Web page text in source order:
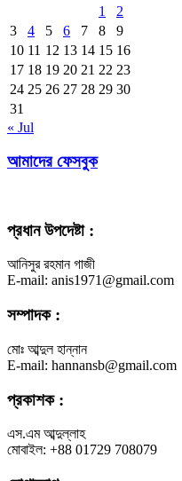
1
2
3
4 5 6 7 8
9
10 11 12 13 14 15 16
17 18 19 20 21 22 23
24 25 26 27 28 29 30
31
« Jul
আমাদের ফেসবুক
প্রধান উপদেষ্টা :
আনিসুর রহমান গাজী
E-mail: anis1971@gmail.com
সম্পাদক :
মোঃ আব্দুল হান্নান
E-mail: hannansb@gmail.com
প্রকাশক :
এস.এম আব্দুল্লাহ
মোবাইল: +88 01729 708079